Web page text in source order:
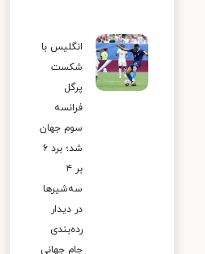
انگلیس با
شکست
پرگل
فرانسه
سوم جهان
شد؛ برد ۶
بر ۴
سه‌شیرها
در دیدار
رده‌بندی
جام جهانی